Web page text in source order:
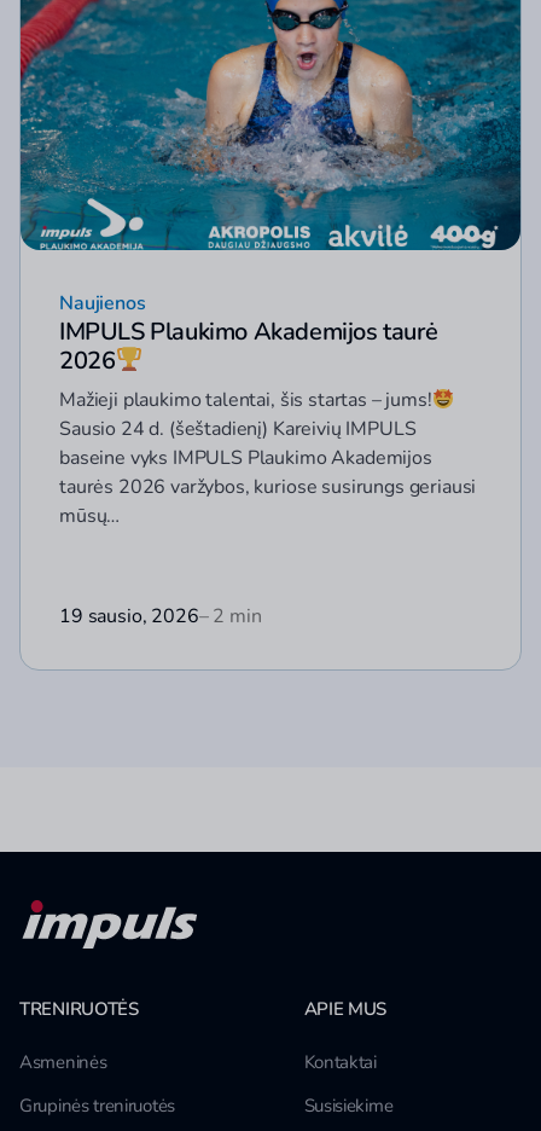
Naujienos
IMPULS Plaukimo Akademijos taurė
2026
Mažieji plaukimo talentai, šis startas – jums!
Sausio 24 d. (šeštadienį) Kareivių IMPULS
baseine vyks IMPULS Plaukimo Akademijos
taurės 2026 varžybos, kuriose susirungs geriausi
mūsų…
19 sausio, 2026– 2 min
TRENIRUOTĖS
Asmeninės
Grupinės treniruotės
APIE MUS
Kontaktai
Susisiekime